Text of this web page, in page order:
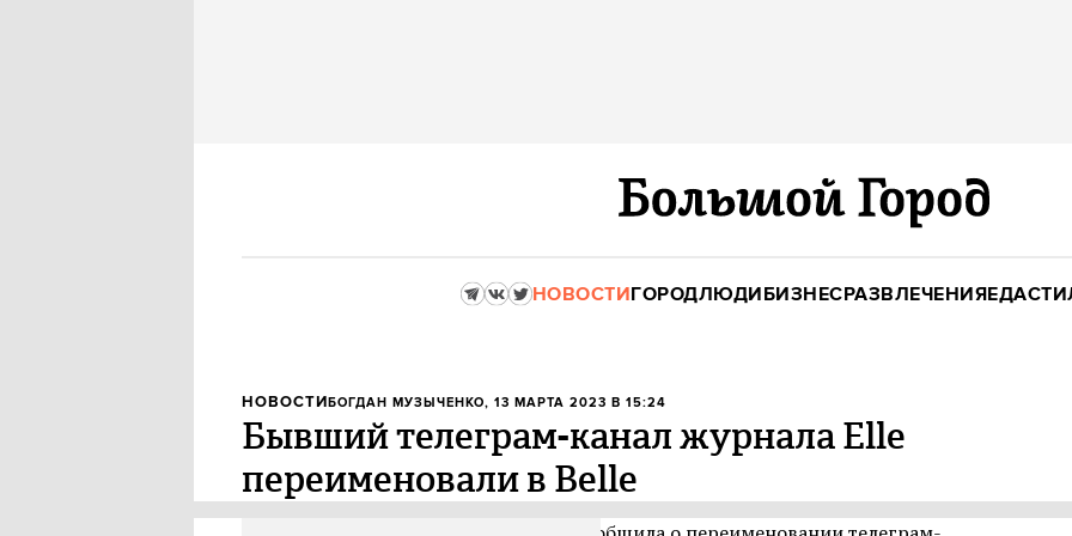
НОВОСТИГОРОДЛЮДИБИЗНЕСРАЗВЛЕЧЕНИЯЕДА
НОВОСТИБОГДАН МУЗЫЧЕНКО, 13 МАРТА 2023 В 15:24
Бывший телеграм-канал журнала Elle
переименовали в Belle